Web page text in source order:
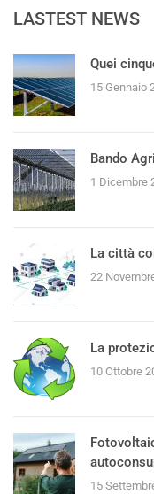
LASTEST NEWS
Quei
15 Gennaio
Bando
1 Dicembre
La città
22
La
10 Ottobre
15